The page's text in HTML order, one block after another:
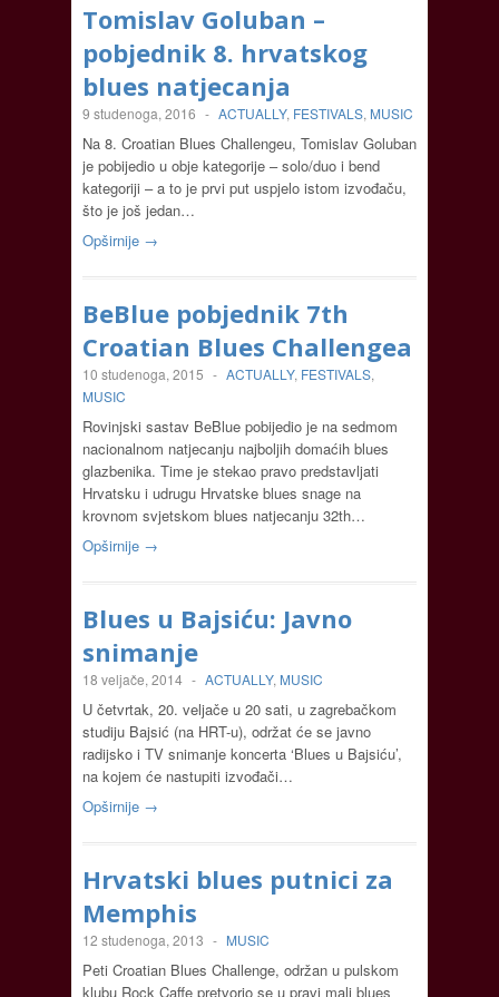
Tomislav Goluban –
pobjednik 8. hrvatskog
blues natjecanja
9 studenoga, 2016 - ACTUALLY, FESTIVALS, MUSIC
Na 8. Croatian Blues Challengeu, Tomislav Goluban
je pobijedio u obje kategorije – solo/duo i bend
kategoriji – a to je prvi put uspjelo istom izvođaču,
što je još jedan…
Opširnije →
BeBlue pobjednik 7th
Croatian Blues Challengea
10 studenoga, 2015 - ACTUALLY, FESTIVALS,
MUSIC
Rovinjski sastav BeBlue pobijedio je na sedmom
nacionalnom natjecanju najboljih domaćih blues
glazbenika. Time je stekao pravo predstavljati
Hrvatsku i udrugu Hrvatske blues snage na
krovnom svjetskom blues natjecanju 32th…
Opširnije →
Blues u Bajsiću: Javno
snimanje
18 veljače, 2014 - ACTUALLY, MUSIC
U četvrtak, 20. veljače u 20 sati, u zagrebačkom
studiju Bajsić (na HRT-u), održat će se javno
radijsko i TV snimanje koncerta ‘Blues u Bajsiću’,
na kojem će nastupiti izvođači…
Opširnije →
Hrvatski blues putnici za
Memphis
12 studenoga, 2013 - MUSIC
Peti Croatian Blues Challenge, održan u pulskom
klubu Rock Caffe pretvorio se u pravi mali blues